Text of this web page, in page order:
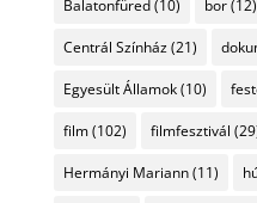
Balatonfüred(10) bor(12)
Centrál Színház(21)
Egyesült Államok(10)
film(102) filmfesztivál
Hermányi Mariann(11)